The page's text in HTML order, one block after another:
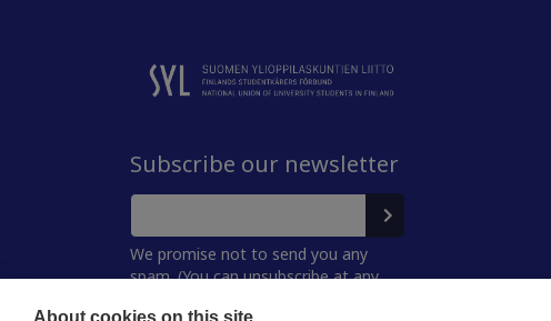
About cookies on this site
Subscribe our newsletter
We promise not to send you any
spam. (You can unsubscribe at any